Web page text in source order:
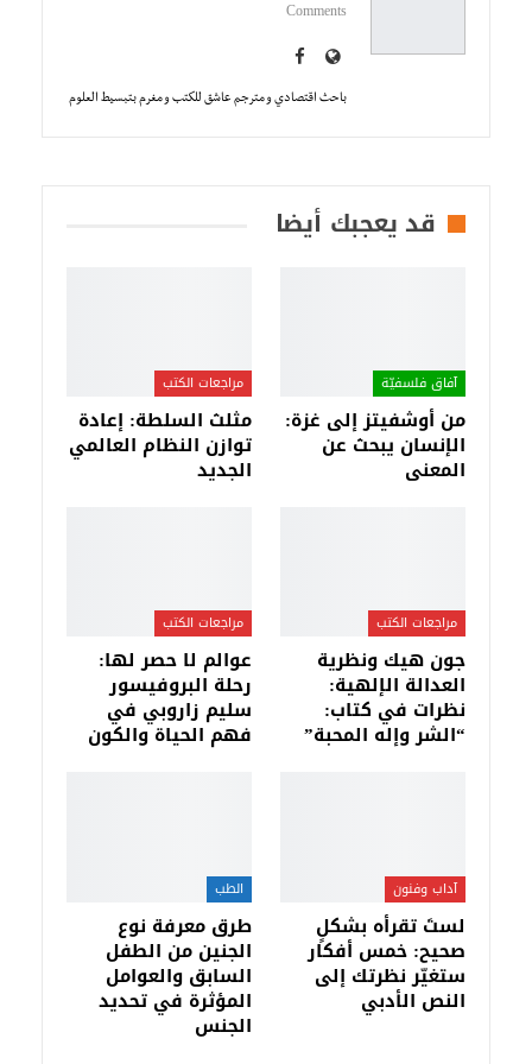
Comments
باحث اقتصادي و مترجم عاشق للكتب و مغرم بتبسيط العلوم
قد يعجبك أيضا
آفاق فلسفيّة‎
من أوشفيتز إلى غزة:
الإنسان يبحث عن
المعنى
مراجعات الكتب
مثلث السلطة: إعادة
توازن النظام العالمي
الجديد
مراجعات الكتب
جون هيك ونظرية
العدالة الإلهية:
نظرات في كتاب:
“الشر وإله المحبة”
مراجعات الكتب
عوالم لا حصر لها:
رحلة البروفيسور
سليم زاروبي في
فهم الحياة والكون
آداب وفنون
لستَ تقرأه بشكلٍ
صحيح: خمس أفكار
ستغيّر نظرتك إلى
النص الأدبي
الطب
طرق معرفة نوع
الجنين من الطفل
السابق والعوامل
المؤثرة في تحديد
الجنس